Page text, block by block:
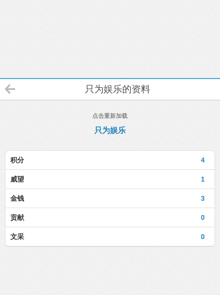
只为娱乐的资料
点击重新加载
只为娱乐
4
积分
1
威望
3
金钱
0
贡献
0
文采